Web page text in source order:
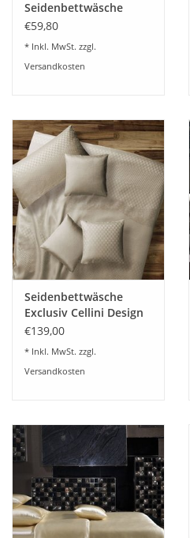
Seidenbettwäsche
Satin weinrot Uni 100%
€59,80
* Inkl. MwSt. zzgl.
Versandkosten
Seidenbettwäsche
Exclusiv Cellini Design
Barcellona schlamm
€139,00
* Inkl. MwSt. zzgl.
Versandkosten